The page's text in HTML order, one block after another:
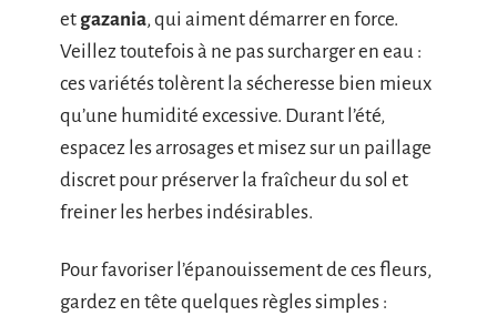
et gazania, qui aiment démarrer en force.
Veillez toutefois à ne pas surcharger en eau :
ces variétés tolèrent la sécheresse bien mieux
qu’une humidité excessive. Durant l’été,
espacez les arrosages et misez sur un paillage
discret pour préserver la fraîcheur du sol et
freiner les herbes indésirables.
Pour favoriser l’épanouissement de ces fleurs,
gardez en tête quelques règles simples :